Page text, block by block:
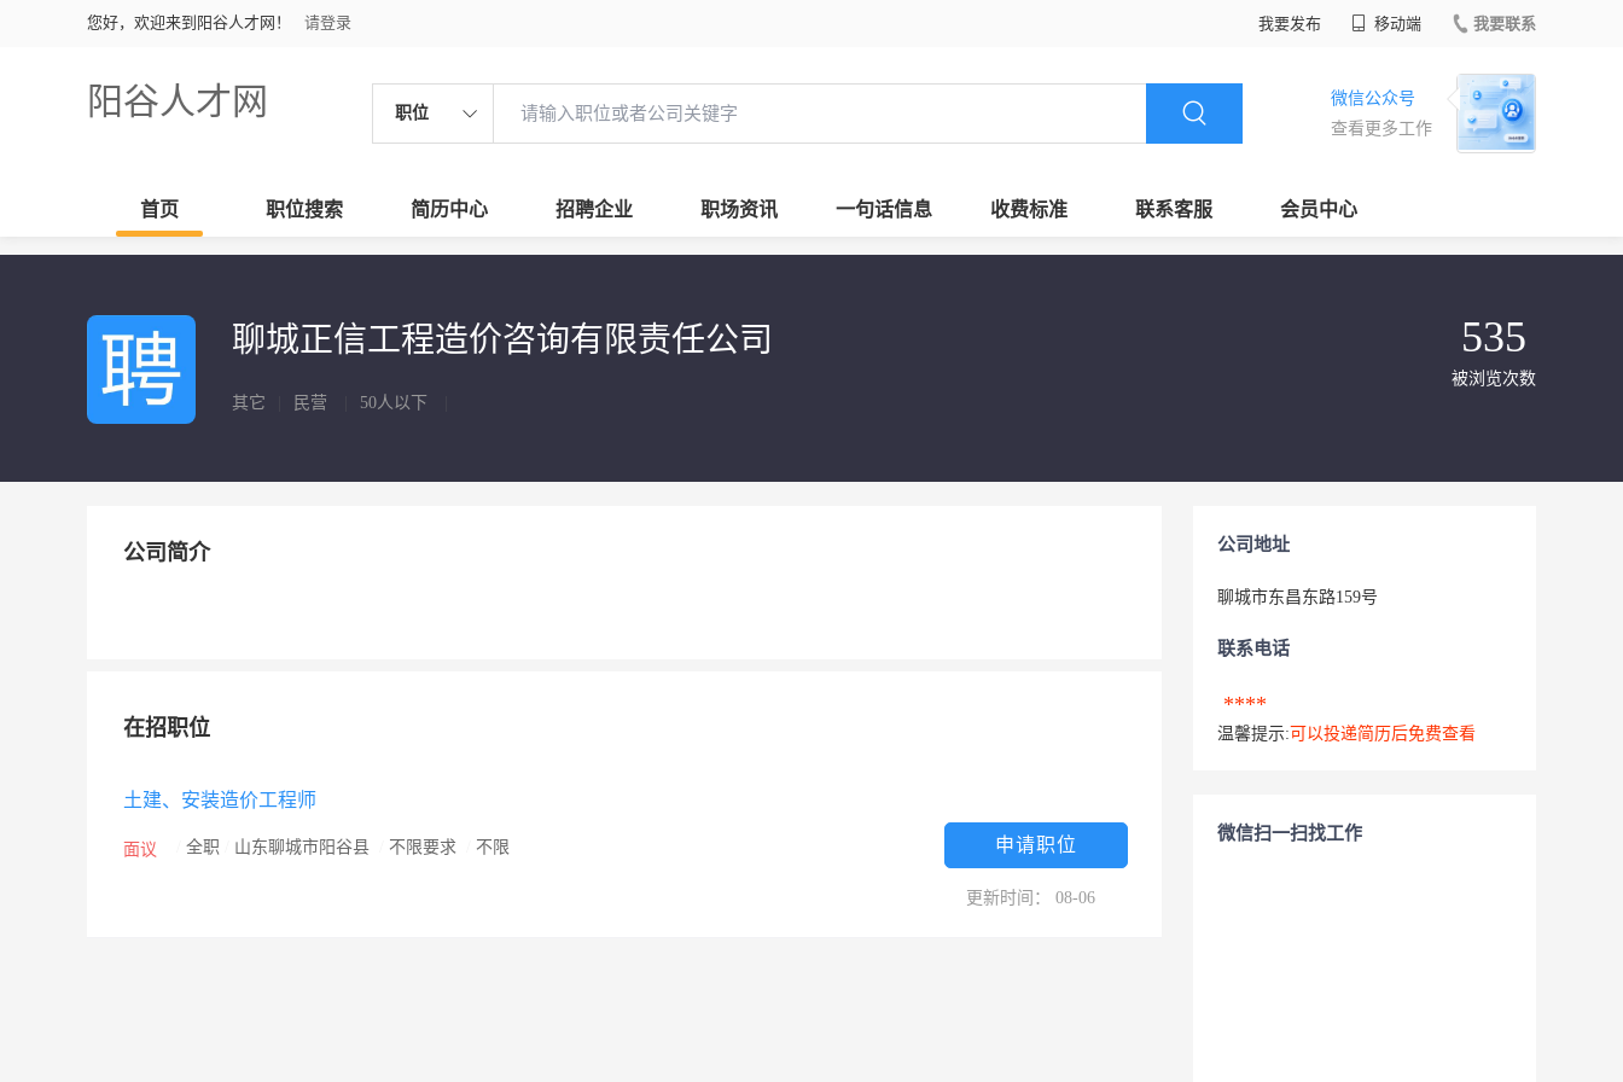
您好，欢迎来到阳谷人才网！ 请登录 我要发布 移动端 我要联系
阳谷人才网 职位
微信公众号
查看更多工作
首页 职位搜索 简历中心 招聘企业 职场资讯 一句话信息 收费标准 联系客服 会员中心
聊城正信工程造价咨询有限责任公司
其它 民营 50人以下
535
被浏览次数
公司简介
在招职位
土建、安装造价工程师
面议 全职 山东聊城市阳谷县 不限要求 不限 申请职位
更新时间： 08-06
公司地址
聊城市东昌东路159号
联系电话
****
温馨提示: 可以投递简历后免费查看
微信扫一扫找工作